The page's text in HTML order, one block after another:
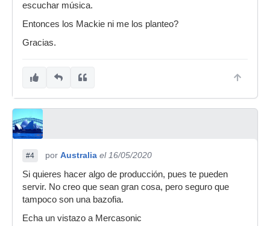
escuchar música.
Entonces los Mackie ni me los planteo?
Gracias.
#4 por Australia el 16/05/2020
Si quieres hacer algo de producción, pues te pueden
servir. No creo que sean gran cosa, pero seguro que
tampoco son una bazofia.
Echa un vistazo a Mercasonic